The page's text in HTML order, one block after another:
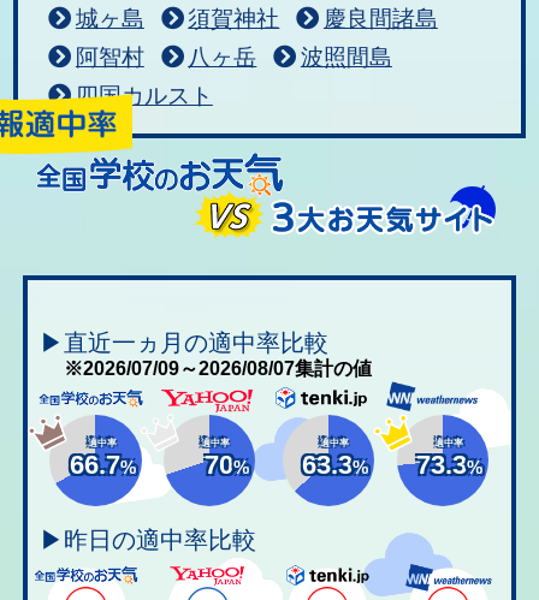
城ヶ島
須賀神社
慶良間諸島
阿智村
八ヶ岳
波照間島
四国カルスト
▶直近一ヵ月の適中率比較
※2026/07/09～2026/08/07集計の値
適中率
66.7%
適中率
70%
適中率
63.3%
適中率
73.3%
▶昨日の適中率比較